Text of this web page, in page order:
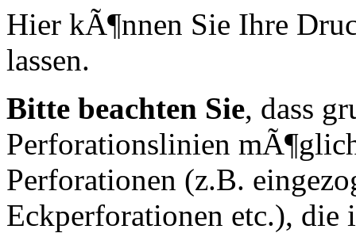
Hier kÃ¶nnen Sie Ihre
lassen.
Bitte beachten Sie, dass
Perforationslinien
Perforationen (z.B.
Eckperforationen etc.),